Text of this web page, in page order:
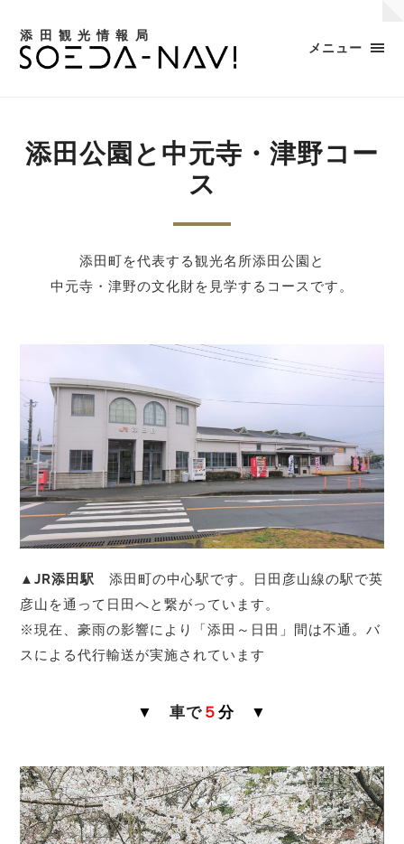
添田観光情報局
メニュー
添田公園と中元寺・津野コー
ス
添田町を代表する観光名所添田公園と
中元寺・津野の文化財を見学するコースです。
▲JR添田駅 添田町の中心駅です。日田彦山線の駅で英
彦山を通って日田へと繋がっています。
※現在、豪雨の影響により「添田～日田」間は不通。バ
スによる代行輸送が実施されています
▼ 車で ５ 分 ▼